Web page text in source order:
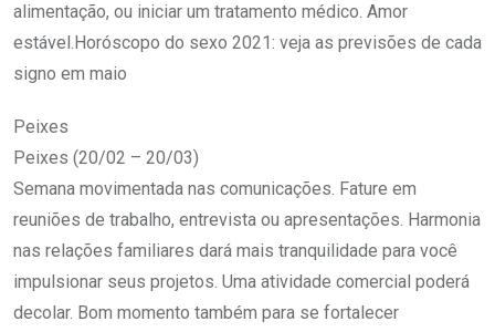
alimentação, ou iniciar um tratamento médico. Amor
estável.Horóscopo do sexo 2021: veja as previsões de cada
signo em maio
Peixes
Peixes (20/02 – 20/03)
Semana movimentada nas comunicações. Fature em
reuniões de trabalho, entrevista ou apresentações. Harmonia
nas relações familiares dará mais tranquilidade para você
impulsionar seus projetos. Uma atividade comercial poderá
decolar. Bom momento também para se fortalecer